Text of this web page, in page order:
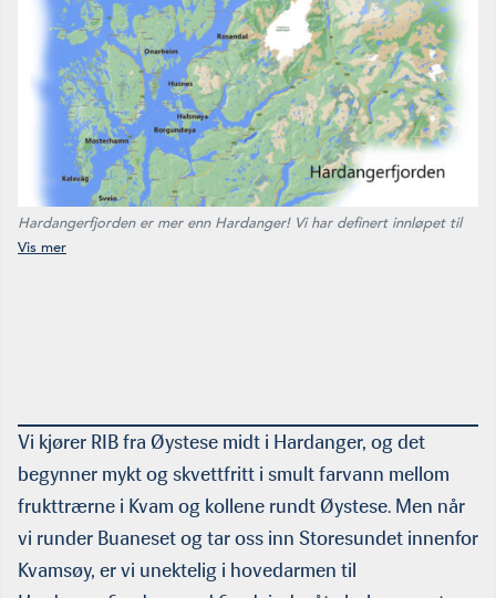
Hardangerfjorden er mer enn Hardanger! Vi har definert innløpet til
fjorden mellom Huglo og Halsnøy slik at hele Kvinnherad og deler av
Vi kjører RIB fra Øystese midt i Hardanger, og det
begynner mykt og skvettfritt i smult farvann mellom
frukttrærne i Kvam og kollene rundt Øystese. Men når
vi runder Buaneset og tar oss inn Storesundet innenfor
Kvamsøy, er vi unektelig i hovedarmen til